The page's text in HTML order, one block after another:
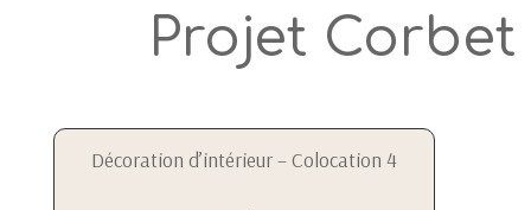
Projet Corbet
Décoration d’intérieur – Colocation 4